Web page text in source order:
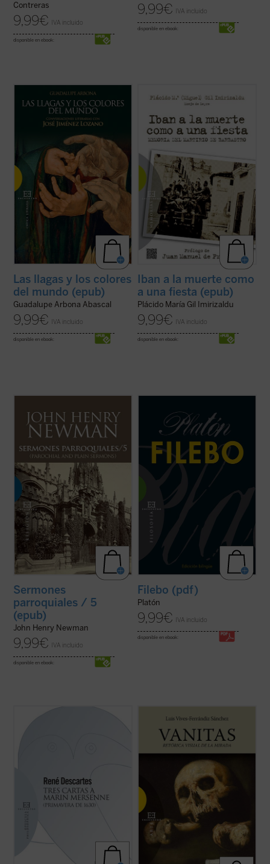
Contreras
9,99€ IVA incluido
disponible en ebook:
9,99€ IVA incluido
disponible en ebook:
¿Cómo definiría usted el cuento?
Digamos que como un retazo de vida
humana con el que me encuentro, y en el
que me siento involucrado. Lo que he visto
que ocurre y lo que oigo me acontece a mí
Las llagas y los colores
del mundo (epub)
Guadalupe Arbona Abascal
9,99€ IVA incluido
disponible en ebook:
padre Plácido María Gil Imirizaldu nos
uno de los episodios más sobrecogedores
de aquella Guerra Civil en la que se
desataron todos los demonios: el ...(ver
ficha)
Iban a la muerte como
a una fiesta (epub)
Plácido María Gil Imirizaldu
9,99€ IVA incluido
disponible en ebook:
volumen de losSermones parroquiales
fueron predicados en su mayoría en los
años 1838-1840. Este periodo coincide
plenamente con las primeras experiencias
(ver ficha)
Sermones
parroquiales / 5
(epub)
John Henry Newman
9,99€ IVA incluido
disponible en ebook:
creamos que es su tema principal, Platón
presenta de un modo minucioso su
doctrina del placer; en particular, del placer
corporal. La finura analítica de la que hace
gala en este diálogo tardío le ...(ver ficha)
Filebo (pdf)
Platón
9,99€ IVA incluido
disponible en ebook:
desde una perspectiva culturalista. La
es como un puzzle cuyas piezas
provienen de otros ámbitos temáticos
próximos: la idea de la brevedad de la ...